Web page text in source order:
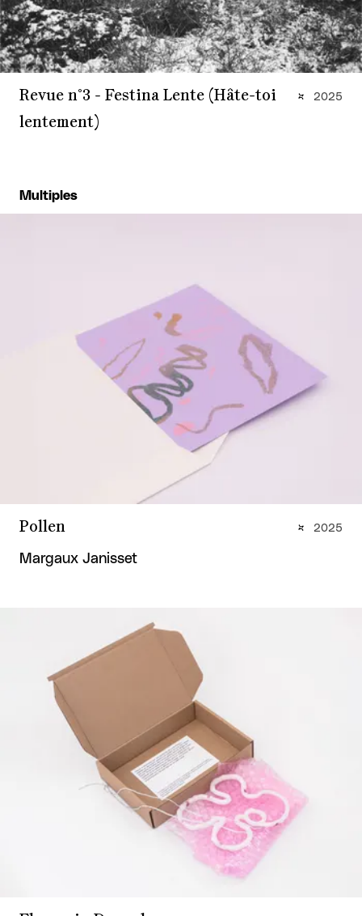
Revue n°3 - Festina Lente (Hâte-toi
lentement)
2025
Multiples
Pollen
Margaux Janisset
2025